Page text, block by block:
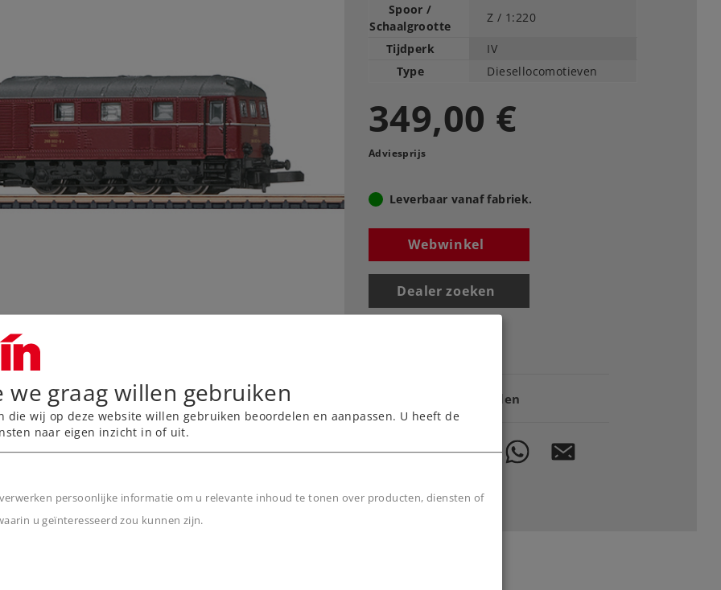
Spoor /
Schaalgrootte
Z / 1:220
Tijdperk
IV
Type
Diesellocomotieven
349,00 €
Adviesprijs
Leverbaar vanaf fabriek.
Webwinkel
Dealer zoeken
Onderdelen bestellen
we graag willen gebruiken
die wij op deze website willen gebruiken beoordelen en aanpassen. U heeft de
naar eigen inzicht in of uit.
persoonlijke informatie om u relevante inhoud te tonen over producten, diensten of
u geïnteresseerd zou kunnen zijn.